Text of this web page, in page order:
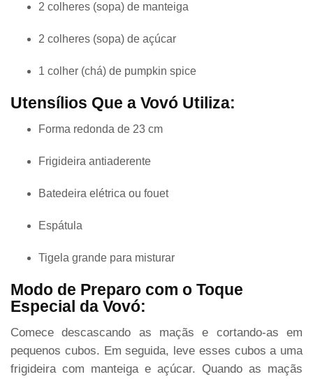
2 colheres (sopa) de manteiga
2 colheres (sopa) de açúcar
1 colher (chá) de pumpkin spice
Utensílios Que a Vovó Utiliza:
Forma redonda de 23 cm
Frigideira antiaderente
Batedeira elétrica ou fouet
Espátula
Tigela grande para misturar
Modo de Preparo com o Toque
Especial da Vovó:
Comece descascando as maçãs e cortando-as em
pequenos cubos. Em seguida, leve esses cubos a uma
frigideira com manteiga e açúcar. Quando as maçãs